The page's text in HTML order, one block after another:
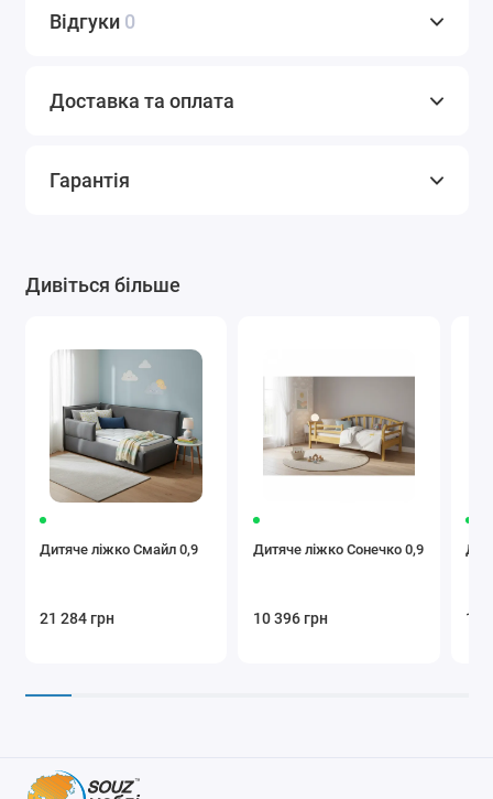
Відгуки 0
Доставка та оплата
Гарантія
Дивіться більше
Дитяче ліжко Смайл 0,9
21 284 грн
Дитяче ліжко Сонечко 0,9
10 396 грн 10